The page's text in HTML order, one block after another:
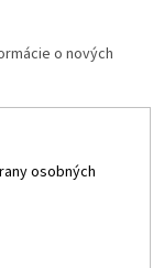
o nových
osobných